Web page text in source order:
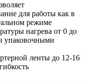
для работы как в
режиме
нагрева от 0 до
упаковочными
ленты до 12-16